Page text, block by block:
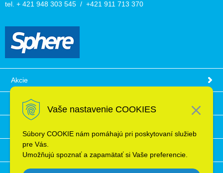
Vaše nastavenie COOKIES
Súbory COOKIE nám pomáhajú pri poskytovaní služieb
pre Vás.
Umožňujú spoznať a zapamätať si Vaše preferencie.
tel. + 421 948 303 545 / +421 911 713 370
Akcie
Obchodné podmienky
Ochrana osobných údajov